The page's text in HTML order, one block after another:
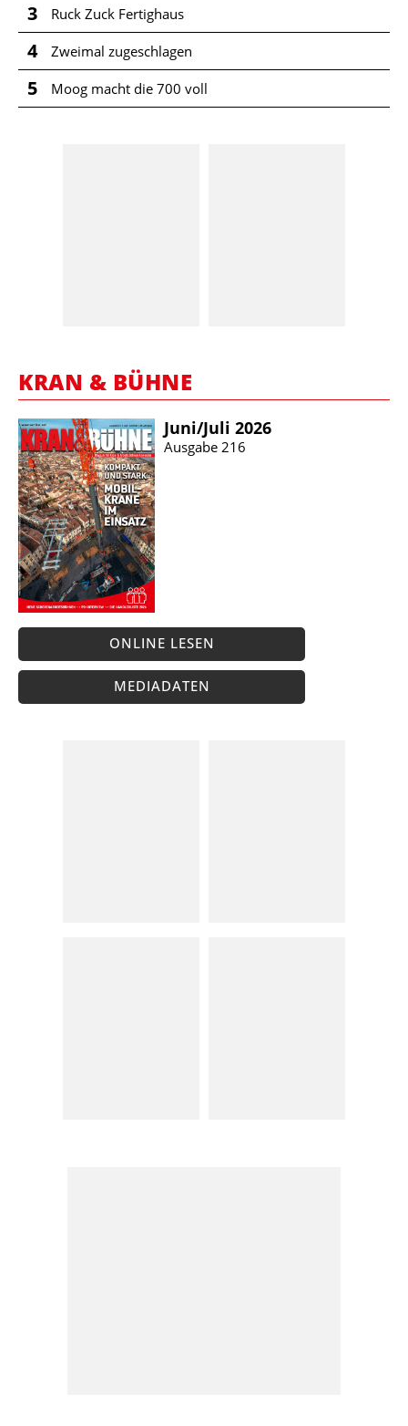
3 Ruck Zuck Fertighaus
4 Zweimal zugeschlagen
5 Moog macht die 700 voll
KRAN & BÜHNE
Juni/​Juli 2026
Ausgabe 216
ONLINE LESEN
MEDIADATEN